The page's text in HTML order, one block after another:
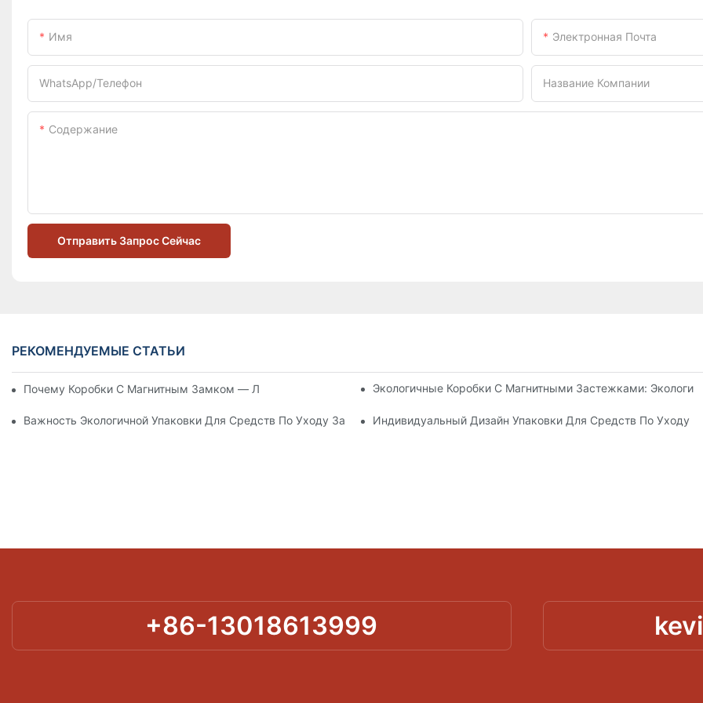
Имя Электронная Почта
WhatsApp/телефон Название Компании
Содержание
Отправить Запрос Сейчас
РЕКОМЕНДУЕМЫЕ СТАТЬИ
Почему Коробки С Магнитным Замком — Лучший Выбор Для Упаковки Премиум-КлассаЭкологичные Коробки С Магнитными Застежками:
Важность Экологичной Упаковки Для Средств По Уходу За КожейИндивидуальный Дизайн Упаковки Для Средств По Уходу
+86-13018613999